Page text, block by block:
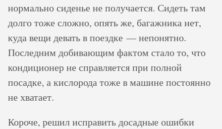
нормально сиденье не получается. Сидеть там
долго тоже сложно, опять же, багажника нет,
куда вещи девать в поездке — непонятно.
Последним добивающим фактом стало то, что
кондиционер не справляется при полной
посадке, а кислорода тоже в машине постоянно
не хватает.
Короче, решил исправить досадные ошибки